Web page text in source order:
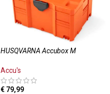
HUSQVARNA Accubox M
Accu's
€ 79,99